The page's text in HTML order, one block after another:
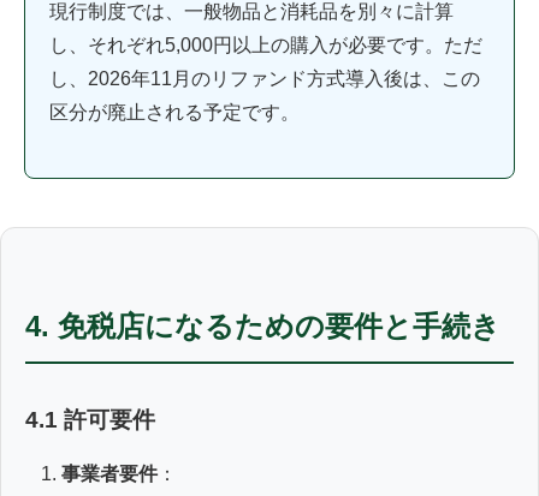
現行制度では、一般物品と消耗品を別々に計算
し、それぞれ5,000円以上の購入が必要です。ただ
し、2026年11月のリファンド方式導入後は、この
区分が廃止される予定です。
4. 免税店になるための要件と手続き
4.1 許可要件
事業者要件：